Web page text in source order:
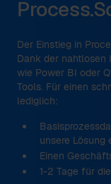
Der Einstieg in
Dank der nahtlosen
wie Power BI oder
Tools. Für einen
lediglich:
unsere Lösung
Einen
1-2 Tage für